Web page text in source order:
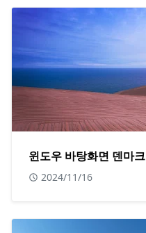
윈도우 바탕화면 덴마
2024/11/16